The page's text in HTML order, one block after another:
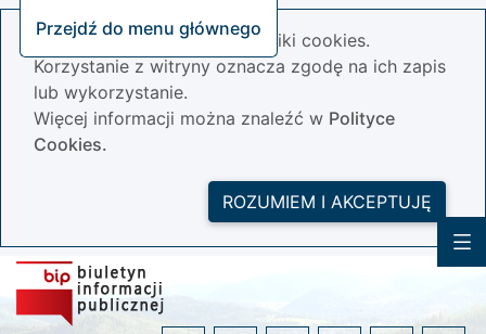
Przejdź do menu głównego
Nasza strona wykorzystuje pliki cookies.
Korzystanie z witryny oznacza zgodę na ich zapis
lub wykorzystanie.
Więcej informacji można znaleźć w Polityce
Cookies.
ROZUMIEM I AKCEPTUJĘ